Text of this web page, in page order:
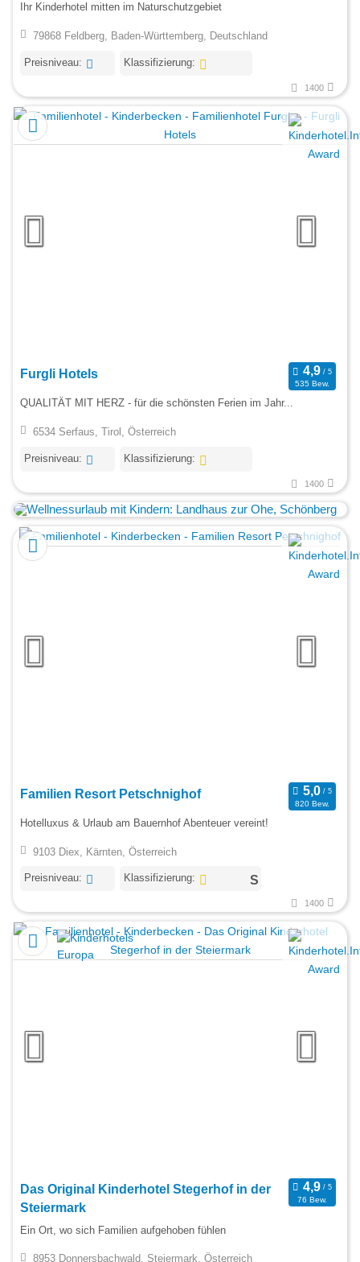
Ihr Kinderhotel mitten im Naturschutzgebiet
79868 Feldberg, Baden-Württemberg, Deutschland
Preisniveau: Klassifizierung:
1400
Furgli Hotels
535 Bew.
QUALITÄT MIT HERZ - für die schönsten Ferien im Jahr...
6534 Serfaus, Tirol, Österreich
Preisniveau: Klassifizierung:
1400
Familien Resort Petschnighof
820 Bew.
Hotelluxus & Urlaub am Bauernhof Abenteuer vereint!
9103 Diex, Kärnten, Österreich
Preisniveau: Klassifizierung:
1400
Das Original Kinderhotel Stegerhof in der
Steiermark
76 Bew.
Ein Ort, wo sich Familien aufgehoben fühlen
8953 Donnersbachwald, Steiermark, Österreich